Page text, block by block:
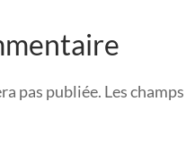
pas publiée. Les